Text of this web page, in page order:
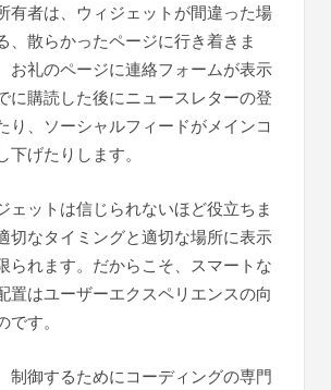
有者は、ウィジェットが間違った場
、散らかったページに行き着きま
お礼のページに連絡フォームが表示
に購読した後にニュースレターの登
り、ソーシャルフィードがメインコ
下げたりします。
ェットは信じられないほど役立ちま
切なタイミングと適切な場所に表示
られます。だからこそ、スマートな
置はユーザーエクスペリエンスの向
す。
制御するためにコーディングの専門